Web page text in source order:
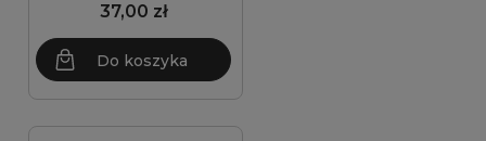
37,00 zł
Do koszyka